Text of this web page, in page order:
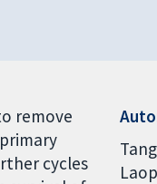
remove
cycles